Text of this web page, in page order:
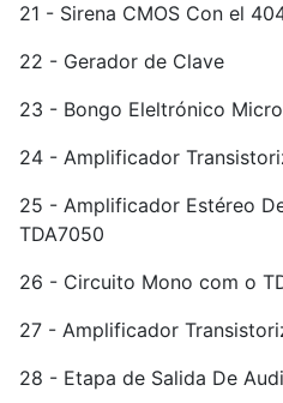
21 - Sirena CMOS Con el
22 - Gerador de Clave
23 - Bongo Eleltrónico
24 - Amplificador
25 - Amplificador Estéreo
TDA7050
26 - Circuito Mono com o
27 - Amplificador
28 - Etapa de Salida De